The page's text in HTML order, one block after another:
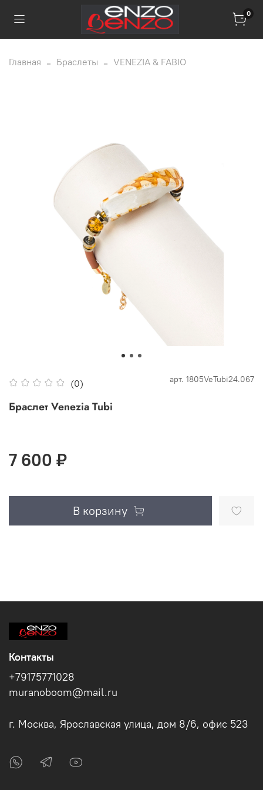
0
Главная Браслеты VENEZIA & FABIO
(0) арт. 1805VeTubi24.067
Браслет Venezia Tubi
7 600 ₽
В корзину
Контакты
+79175771028
muranoboom@mail.ru
г. Москва, Ярославская улица, дом 8/6, офис 523